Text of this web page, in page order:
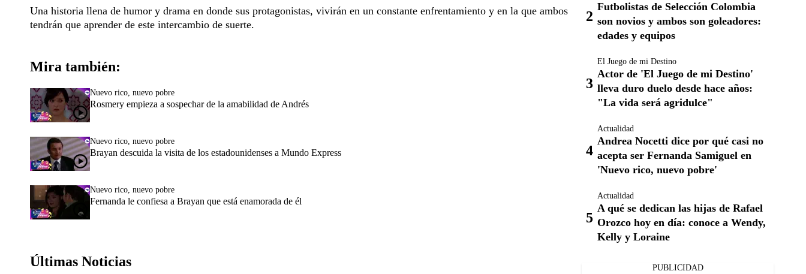
Una historia llena de humor y drama en donde sus protagonistas, vivirán en un constante enfrentamiento y en la que ambos
tendrán que aprender de este intercambio de suerte.
Mira también:
Nuevo rico, nuevo pobre
Rosmery empieza a sospechar de la amabilidad de Andrés
Nuevo rico, nuevo pobre
Brayan descuida la visita de los estadounidenses a Mundo Express
Nuevo rico, nuevo pobre
Fernanda le confiesa a Brayan que está enamorada de él
Últimas Noticias
Futbolistas de Selección Colombia
son novios y ambos son goleadores:
edades y equipos
El Juego de mi Destino
Actor de 'El Juego de mi Destino'
lleva duro duelo desde hace años:
"La vida será agridulce"
Actualidad
Andrea Nocetti dice por qué casi no
acepta ser Fernanda Samiguel en
'Nuevo rico, nuevo pobre'
Actualidad
A qué se dedican las hijas de Rafael
Orozco hoy en día: conoce a Wendy,
Kelly y Loraine
PUBLICIDAD